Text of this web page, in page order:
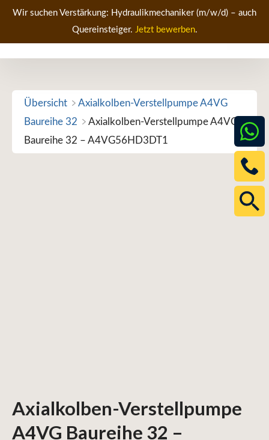
Zum
springen
Wir suchen Verstärkung: Hydraulikmechaniker (m/w/d) – auch
Quereinsteiger. Jetzt bewerben.
Übersicht
Axialkolben-Verstellpumpe A4VG
Baureihe 32
Axialkolben-Verstellpumpe A4VG
Baureihe 32 – A4VG56HD3DT1
Axialkolben-Verstellpumpe
A4VG Baureihe 32 –